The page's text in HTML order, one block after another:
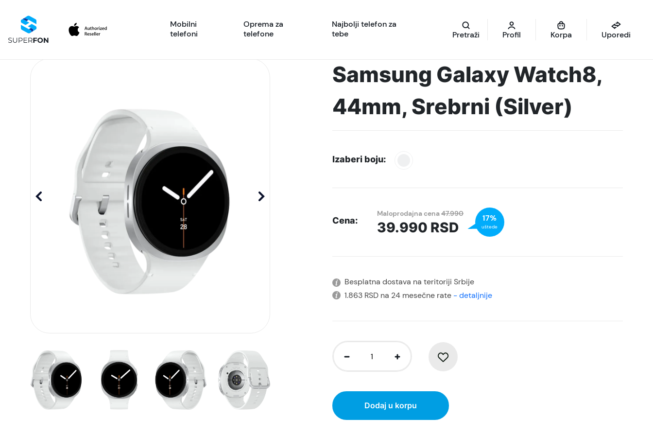
Mobilni
telefoni
Oprema za
telefone
Najbolji telefon za
tebe
Pretraži Profil Korpa Uporedi
Samsung Galaxy Watch8,
44mm, Srebrni (Silver)
Izaberi boju:
Cena:
Maloprodajna cena47.990
39.990 RSD
17%
uštede
Besplatna dostava na teritoriji Srbije
1.863 RSD na 24 mesečne rate- detaljnije
Dodaj u korpu